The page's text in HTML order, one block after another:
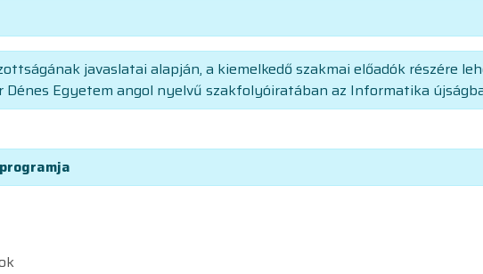
javaslatai alapján, a kiemelkedő szakmai előadók részére
Dénes Egyetem angol nyelvű szakfolyóiratában az Informatika